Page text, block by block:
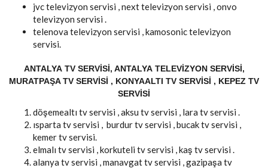
jvc televizyon servisi , next televizyon servisi , onvo
televizyon servisi .
telenova televizyon servisi , kamosonic televizyon
servisi.
ANTALYA TV SERVISI, ANTALYA TELEVIZYON SERVISI,
MURATPAŞA TV SERVISI , KONYAALTI TV SERVISI , KEPEZ TV
SERVISI
döşemealtı tv servisi , aksu tv servisi , lara tv servisi .
ısparta tv servisi , burdur tv servisi , bucak tv servisi ,
kemer tv servisi.
elmalı tv servisi , korkuteli tv servisi , kaş tv servisi .
alanya tv servisi , manavgat tv servisi , gazipaşa tv